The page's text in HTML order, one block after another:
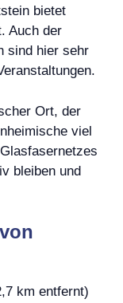
bietet
Auch der
sind hier sehr
Ort, der
viel
bleiben und
km entfernt)